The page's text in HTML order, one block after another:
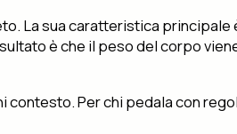
La sua caratteristica
è che il peso del corpo
Per chi pedala con